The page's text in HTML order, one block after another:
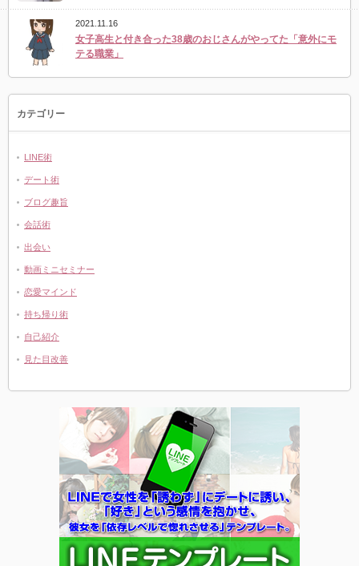
2021.11.16
女子高生と付き合った38歳のおじさんがやってた「意外にモ
テる職業」
カテゴリー
LINE術
デート術
ブログ趣旨
会話術
出会い
動画ミニセミナー
恋愛マインド
持ち帰り術
自己紹介
見た目改善